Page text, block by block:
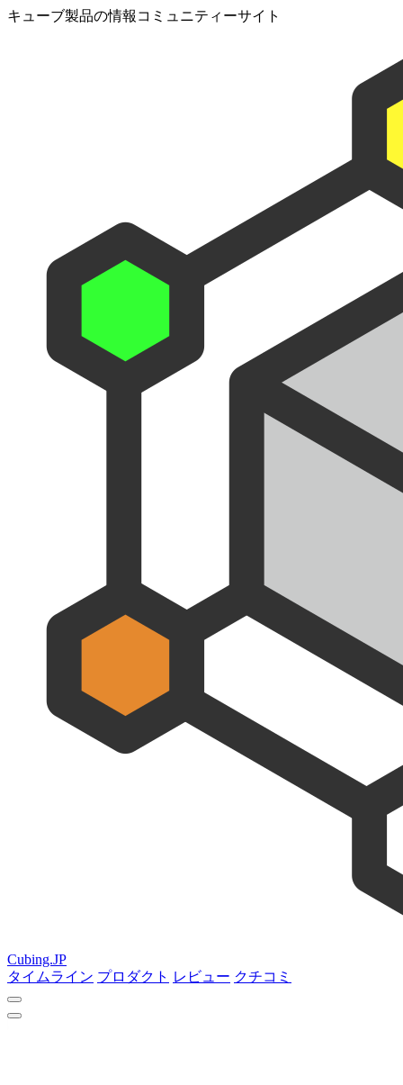
キューブ製品の情報コミュニティーサイト
Cubing.JP
タイムライン プロダクト レビュー クチコミ